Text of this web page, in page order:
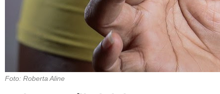
Foto: Roberta Aline